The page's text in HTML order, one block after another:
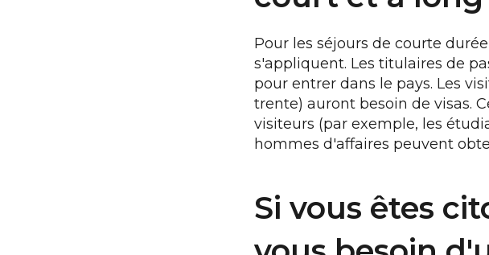
Pour les séjours de courte
s'appliquent. Les titulaires de
pour entrer dans le pays. Les
trente) auront besoin de visas.
visiteurs (par exemple, les
hommes d'affaires peuvent
Si vous êtes